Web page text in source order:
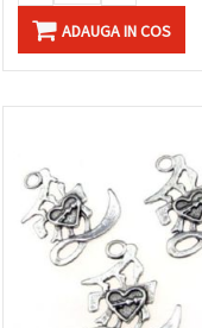
ADAUGA IN COS